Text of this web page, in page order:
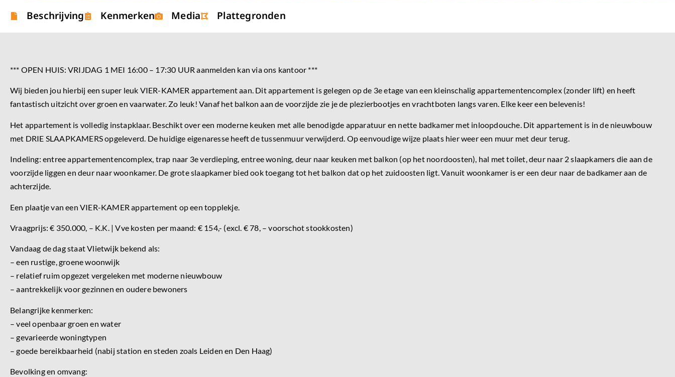
Beschrijving Kenmerken Media Plattegronden
*** OPEN HUIS: VRIJDAG 1 MEI 16:00 – 17:30 UUR aanmelden kan via ons kantoor ***
Wij bieden jou hierbij een super leuk VIER-KAMER appartement aan. Dit appartement is gelegen op de 3e etage van een kleinschalig appartementencomplex (zonder lift) en heeft
fantastisch uitzicht over groen en vaarwater. Zo leuk! Vanaf het balkon aan de voorzijde zie je de plezierbootjes en vrachtboten langs varen. Elke keer een belevenis!
Het appartement is volledig instapklaar. Beschikt over een moderne keuken met alle benodigde apparatuur en nette badkamer met inloopdouche. Dit appartement is in de nieuwbouw
met DRIE SLAAPKAMERS opgeleverd. De huidige eigenaresse heeft de tussenmuur verwijderd. Op eenvoudige wijze plaats hier weer een muur met deur terug.
Indeling: entree appartementencomplex, trap naar 3e verdieping, entree woning, deur naar keuken met balkon (op het noordoosten), hal met toilet, deur naar 2 slaapkamers die aan de
voorzijde liggen en deur naar woonkamer. De grote slaapkamer bied ook toegang tot het balkon dat op het zuidoosten ligt. Vanuit woonkamer is er een deur naar de badkamer aan de
achterzijde.
Een plaatje van een VIER-KAMER appartement op een topplekje.
Vraagprijs: € 350.000, – K.K. | Vve kosten per maand: € 154,- (excl. € 78, – voorschot stookkosten)
Vandaag de dag staat Vlietwijk bekend als:
– een rustige, groene woonwijk
– relatief ruim opgezet vergeleken met moderne nieuwbouw
– aantrekkelijk voor gezinnen en oudere bewoners
Belangrijke kenmerken:
– veel openbaar groen en water
– gevarieerde woningtypen
– goede bereikbaarheid (nabij station en steden zoals Leiden en Den Haag)
Bevolking en omvang: